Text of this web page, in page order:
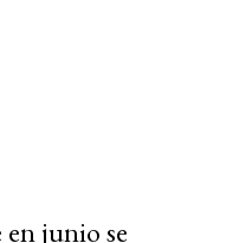
junio se